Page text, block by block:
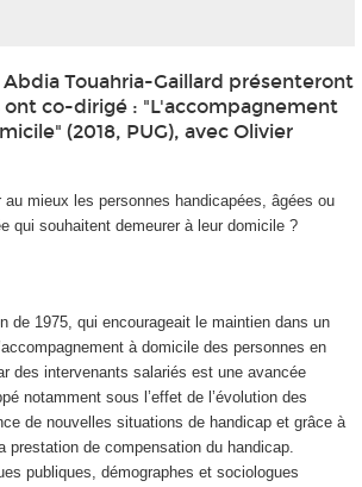
Touahria-Gaillard présenteront
ont co-dirigé : "L'accompagnement
(2018, PUG), avec Olivier
mieux les personnes handicapées, âgées ou
qui souhaitent demeurer à leur domicile ?
de 1975, qui encourageait le maintien dans un
à domicile des personnes en
des intervenants salariés est une avancée
notamment sous l’effet de l’évolution des
de nouvelles situations de handicap et grâce à
prestation de compensation du handicap.
publiques, démographes et sociologues